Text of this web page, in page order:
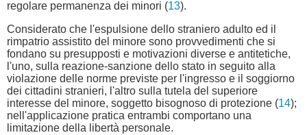
regolare permanenza dei minori (13).
Considerato che l'espulsione dello straniero adulto ed il
rimpatrio assistito del minore sono provvedimenti che si
fondano su presupposti e motivazioni diverse e antitetiche,
l'uno, sulla reazione-sanzione dello stato in seguito alla
violazione delle norme previste per l'ingresso e il soggiorno
dei cittadini stranieri, l'altro sulla tutela del superiore
interesse del minore, soggetto bisognoso di protezione (14);
nell'applicazione pratica entrambi comportano una
limitazione della libertà personale.